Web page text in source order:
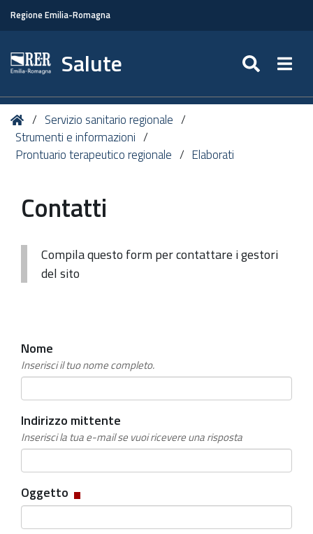
Regione Emilia-Romagna
Salute
Tu
sei
qui:
HomeServizio sanitario regionale
Strumenti e informazioni
Prontuario terapeutico regionale
Elaborati
Contatti
Compila questo form per contattare i gestori
del sito
Nome
Inserisci il tuo nome completo.
Indirizzo mittente
Inserisci la tua e-mail se vuoi ricevere una risposta
Oggetto Campo
obbligatorio